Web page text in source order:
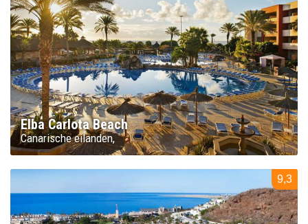
Elba Carlota Beach
Canarische eilanden
9,3